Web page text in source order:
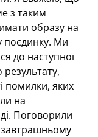
з таким
образу на
поєдинку. Ми
до наступної
результату,
помилки, яких
на
Поговорили